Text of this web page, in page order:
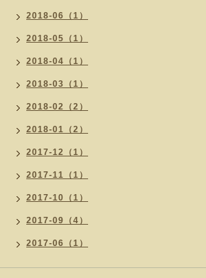
2018-06（1）
2018-05（1）
2018-04（1）
2018-03（1）
2018-02（2）
2018-01（2）
2017-12（1）
2017-11（1）
2017-10（1）
2017-09（4）
2017-06（1）